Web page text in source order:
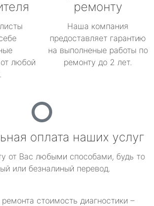
любой
ремонту
Наша компания
предоставляет гарантию
на выполненые работы по
ремонту до 2 лет.
оплата наших услуг
от Вас любыми способами, будь то
или безналиный перевод.
стоимость диагностики –